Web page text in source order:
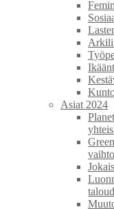
Asiat 2024